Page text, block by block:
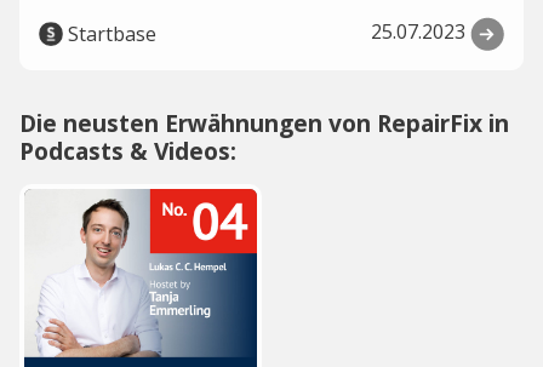
Startbase 25.07.2023
Die neusten Erwähnungen von RepairFix in
Podcasts & Videos: